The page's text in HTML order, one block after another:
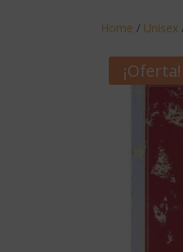
Home / Unisex
¡Oferta!